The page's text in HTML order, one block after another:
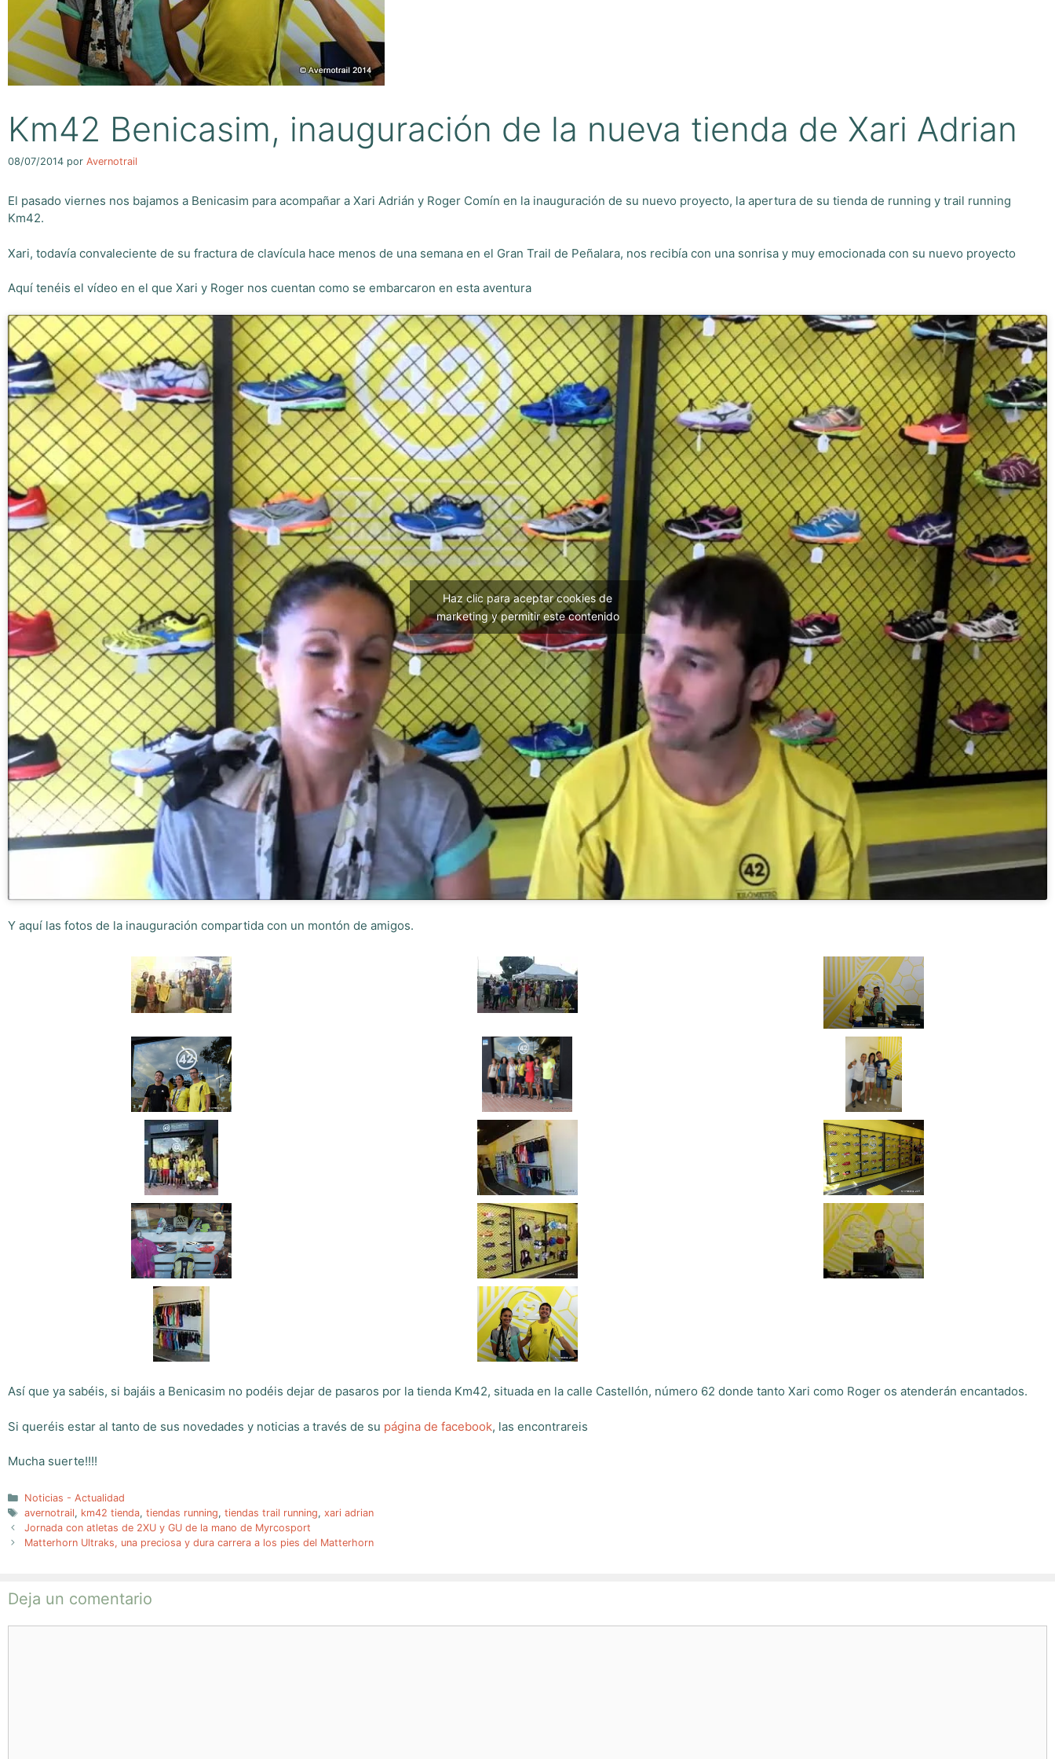
Km42 Benicasim, inauguración de la nueva tienda de Xari Adrian
08/07/2014 por Avernotrail
El pasado viernes nos bajamos a Benicasim para acompañar a Xari Adrián y Roger Comín en la inauguración de su nuevo proyecto, la apertura de su tienda de running y trail running
Km42.
Xari, todavía convaleciente de su fractura de clavícula hace menos de una semana en el Gran Trail de Peñalara, nos recibía con una sonrisa y muy emocionada con su nuevo proyecto
Aquí tenéis el vídeo en el que Xari y Roger nos cuentan como se embarcaron en esta aventura
Haz clic para aceptar cookies de
marketing y permitir este contenido
Y aquí las fotos de la inauguración compartida con un montón de amigos.
Así que ya sabéis, si bajáis a Benicasim no podéis dejar de pasaros por la tienda Km42, situada en la calle Castellón, número 62 donde tanto Xari como Roger os atenderán encantados.
Si queréis estar al tanto de sus novedades y noticias a través de su página de facebook, las encontrareis
Mucha suerte!!!!
Categorías
Noticias - Actualidad
Etiquetas
avernotrail, km42 tienda, tiendas running, tiendas trail running, xari adrian
Jornada con atletas de 2XU y GU de la mano de Myrcosport
Matterhorn Ultraks, una preciosa y dura carrera a los pies del Matterhorn
Deja un comentario